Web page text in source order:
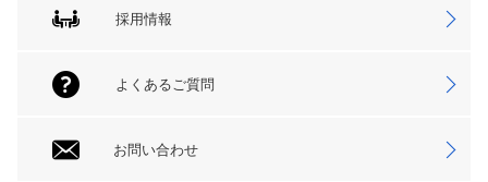
採用情報
よくあるご質問
お問い合わせ